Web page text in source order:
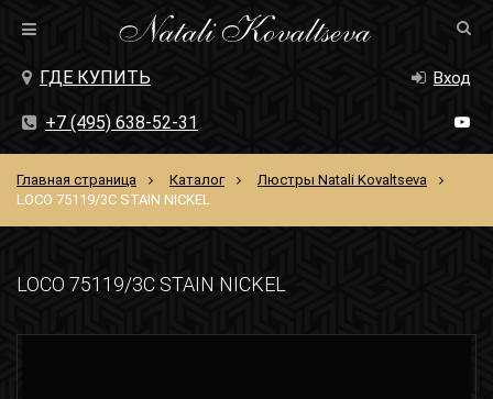
+7 (495) 638-52-31
ГДЕ КУПИТЬ Вход
Главная страница Каталог
Люстры Natali Kovaltseva
LOCO 75119/3C STAIN NICKEL
LOCO 75119/3C STAIN NICKEL